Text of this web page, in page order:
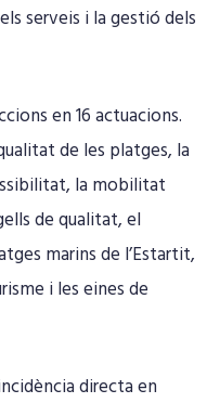
serveis i la gestió dels
en 16 actuacions.
de les platges, la
la mobilitat
de qualitat, el
marins de l’Estartit,
i les eines de
directa en